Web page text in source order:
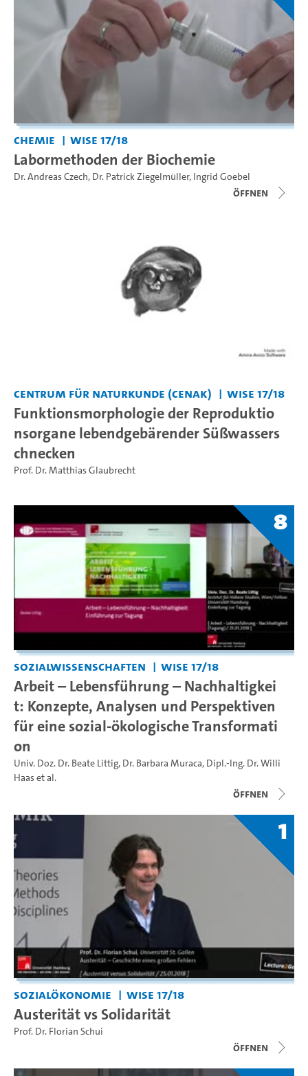
Chemie WiSe 17/18
Labormethoden der Biochemie
Dr. Andreas Czech, Dr. Patrick Ziegelmüller, Ingrid Goebel
Öffnen
Centrum für Naturkunde (CeNak) WiSe 17/18
Funktionsmorphologie der Reproduktio
nsorgane lebendgebärender Süßwassers
chnecken
Prof. Dr. Matthias Glaubrecht
8
Sozialwissenschaften WiSe 17/18
Arbeit – Lebensführung – Nachhaltigkei
t: Konzepte, Analysen und Perspektiven
für eine sozial-ökologische Transformati
on
Univ. Doz. Dr. Beate Littig, Dr. Barbara Muraca, Dipl.-Ing. Dr. Willi
Haaset al.
Öffnen
1
Sozialökonomie WiSe 17/18
Austerität vs Solidarität
Prof. Dr. Florian Schui
Öffnen